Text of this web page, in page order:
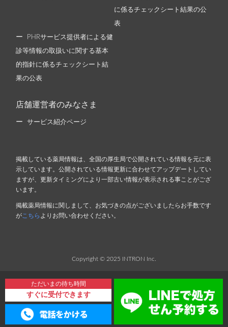
ただいまの待ち時間
すぐに受付できます
に係るチェックシート結果の公
表
PHRサービス提供者による健
診等情報の取扱いに関する基本
的指針に係るチェックシート結
果の公表
店舗運営者のみなさま
サービス紹介ページ
掲載している薬局情報は、全国の厚生局で公開されている情報を元に表
示しています。公開されている情報更新に合わせてアップデートしてい
ますが、更新タイミングにより一部古い情報が表示される事ことがござ
います。
掲載薬局情報に関しまして、お気づきの点がございましたらお手数です
が こちら よりお問い合わせください。
Copyright © 2025 INTRON Inc.